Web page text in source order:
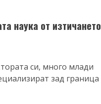
наука от изтичането
си, много млади
зад граница